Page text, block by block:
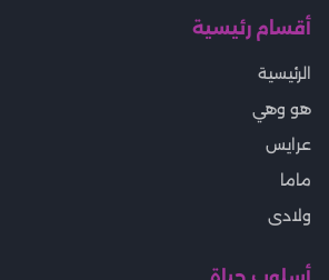
أقسام رئيسية
الرئيسية
هو وهي
عرايس
ماما
ولادى